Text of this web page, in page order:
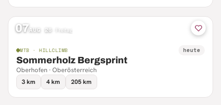
07AUG 26 Freitag
MTB · HILLCLIMB heute
Sommerholz Bergsprint
Oberhofen · Oberösterreich
3 km
4 km 205 km